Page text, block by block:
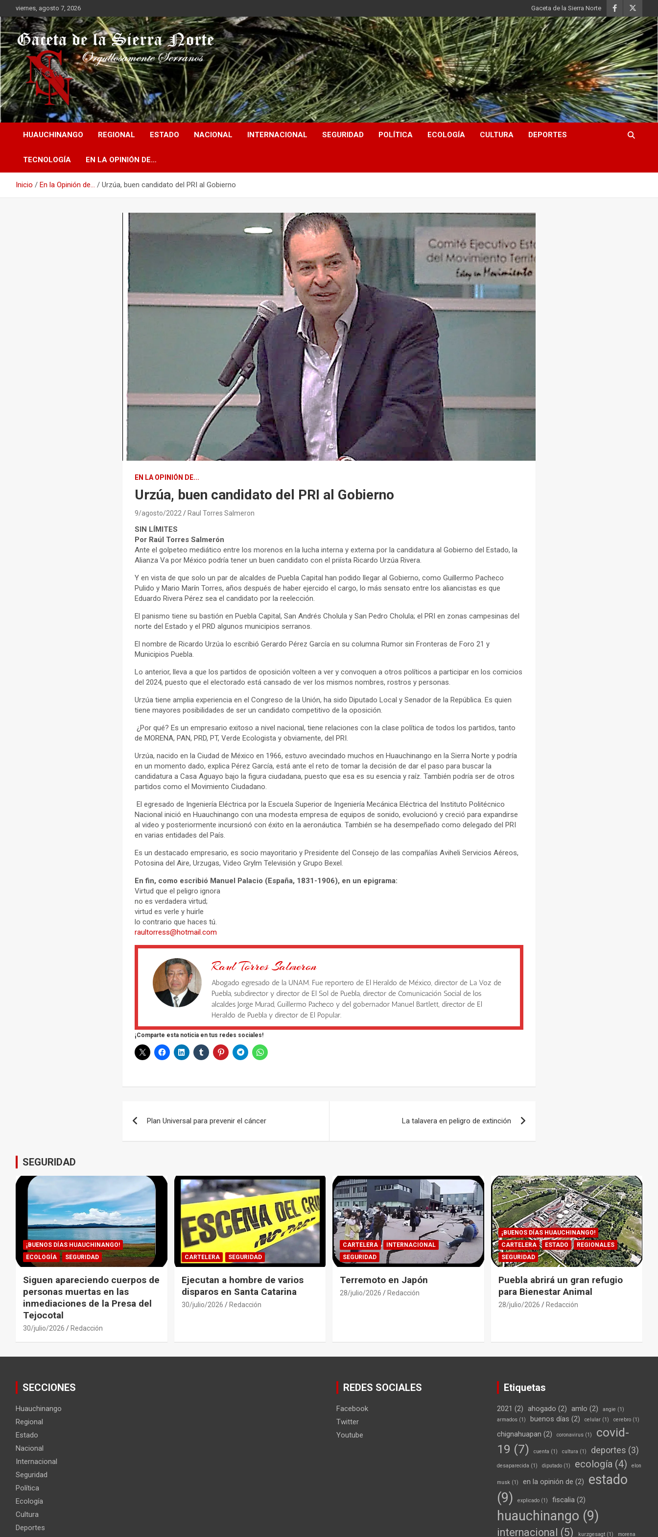
al
contenido
viernes, agosto 7, 2026 Gaceta de la Sierra Norte
Gaceta de la Sierra
Orgullosamente Serranos
HUAUCHINANGO REGIONAL ESTADO NACIONAL INTERNACIONAL SEGURIDAD POLÍTICA ECOLOGÍA CULTURA DEPORTES
TECNOLOGÍA EN LA OPINIÓN DE…
Inicio En la Opinión de... Urzúa, buen candidato del PRI al Gobierno
EN LA OPINIÓN DE...
Urzúa, buen candidato del PRI al Gobierno
9/agosto/2022 Raul Torres Salmeron
SIN LÍMITES
Por Raúl Torres Salmerón
Ante el golpeteo mediático entre los morenos en la lucha interna y externa por la candidatura al Gobierno del Estado, la
Alianza Va por México podría tener un buen candidato con el priísta Ricardo Urzúa Rivera.
Y en vista de que solo un par de alcaldes de Puebla Capital han podido llegar al Gobierno, como Guillermo Pacheco
Pulido y Mario Marín Torres, años después de haber ejercido el cargo, lo más sensato entre los aliancistas es que
Eduardo Rivera Pérez sea el candidato por la reelección.
El panismo tiene su bastión en Puebla Capital, San Andrés Cholula y San Pedro Cholula; el PRI en zonas campesinas del
norte del Estado y el PRD algunos municipios serranos.
El nombre de Ricardo Urzúa lo escribió Gerardo Pérez García en su columna Rumor sin Fronteras de Foro 21 y
Municipios Puebla.
Lo anterior, lleva a que los partidos de oposición volteen a ver y convoquen a otros políticos a participar en los comicios
del 2024, puesto que el electorado está cansado de ver los mismos nombres, rostros y personas.
Urzúa tiene amplia experiencia en el Congreso de la Unión, ha sido Diputado Local y Senador de la República. Es quien
tiene mayores posibilidades de ser un candidato competitivo de la oposición.
¿Por qué? Es un empresario exitoso a nivel nacional, tiene relaciones con la clase política de todos los partidos, tanto
de MORENA, PAN, PRD, PT, Verde Ecologista y obviamente, del PRI.
Urzúa, nacido en la Ciudad de México en 1966, estuvo avecindado muchos en Huauchinango en la Sierra Norte y podría
en un momento dado, explica Pérez García, está ante el reto de tomar la decisión de dar el paso para buscar la
candidatura a Casa Aguayo bajo la figura ciudadana, puesto que esa es su esencia y raíz. También podría ser de otros
partidos como el Movimiento Ciudadano.
El egresado de Ingeniería Eléctrica por la Escuela Superior de Ingeniería Mecánica Eléctrica del Instituto Politécnico
Nacional inició en Huauchinango con una modesta empresa de equipos de sonido, evolucionó y creció para expandirse
al video y posteriormente incursionó con éxito en la aeronáutica. También se ha desempeñado como delegado del PRI
en varias entidades del País.
Es un destacado empresario, es socio mayoritario y Presidente del Consejo de las compañías Aviheli Servicios Aéreos,
Potosina del Aire, Urzugas, Video Grylm Televisión y Grupo Bexel.
En fin, como escribió Manuel Palacio (España, 1831-1906), en un epigrama:
Virtud que el peligro ignora
no es verdadera virtud;
virtud es verle y huirle
lo contrario que haces tú.
raultorress@hotmail.com
Raul Torres Salmeron
Abogado egresado de la UNAM. Fue reportero de El Heraldo de México, director de La Voz de
Puebla, subdirector y director de El Sol de Puebla, director de Comunicación Social de los
alcaldes Jorge Murad, Guillermo Pacheco y del gobernador Manuel Bartlett, director de El
Heraldo de Puebla y director de El Popular.
¡Comparte esta noticia en tus redes sociales!
Plan Universal para prevenir el cáncer La talavera en peligro de extinción
SEGURIDAD
¡BUENOS DÍAS HUAUCHINANGO!
ECOLOGÍA
SEGURIDAD
Siguen apareciendo cuerpos de
personas muertas en las
inmediaciones de la Presa del
Tejocotal
30/julio/2026 Redacción
CARTELERA SEGURIDAD
Ejecutan a hombre de varios
disparos en Santa Catarina
30/julio/2026 Redacción
CARTELERA
INTERNACIONAL
SEGURIDAD
Terremoto en Japón
28/julio/2026 Redacción
¡BUENOS DÍAS HUAUCHINANGO!
CARTELERA
ESTADO
REGIONALES
SEGURIDAD
Puebla abrirá un gran refugio
para Bienestar Animal
28/julio/2026 Redacción
SECCIONES
Huauchinango
Regional
Estado
Nacional
Internacional
Seguridad
Política
Ecología
Cultura
Deportes
REDES SOCIALES
Facebook
Twitter
Youtube
Etiquetas
2021 (2) ahogado (2) amlo (2) angie (1)
armados(1) buenos días (2) celular(1) cerebro(1)
chignahuapan (2) coronavirus(1)
covid-
19 (7) cuenta (1) cultura (1) deportes (3)
desaparecida (1) diputado(1) ecología(4) elon
musk(1) en la opinión de (2)
estado
(9)
explicado(1) fiscalia(2)
huauchinango (9)
internacional (5) kurzgesagt(1) morena